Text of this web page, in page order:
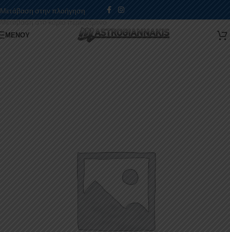
Μετάβαση στην πλοήγηση
Μετάβαση στο κύριο περιεχόμενο
ΜΕΝΟΎ